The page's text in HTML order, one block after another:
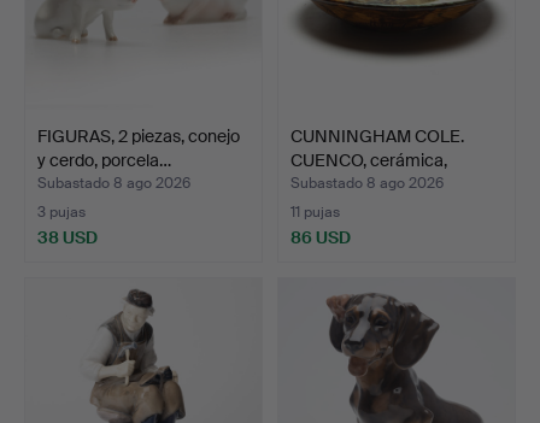
FIGURAS, 2 piezas, conejo
y cerdo, porcela…
Subastado 8 ago 2026
3 pujas
38 USD
CUNNINGHAM COLE.
CUENCO, cerámica,
Algutsb…
Subastado 8 ago 2026
11 pujas
86 USD